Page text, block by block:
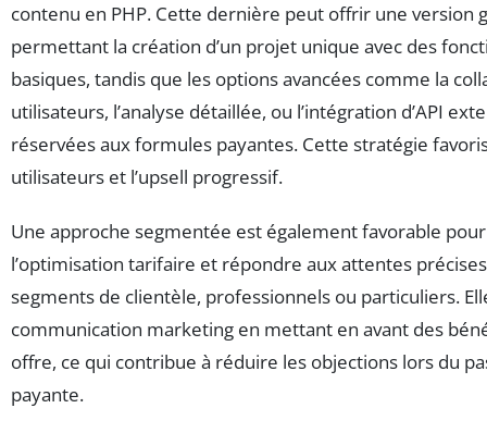
contenu en PHP. Cette dernière peut offrir une version
permettant la création d’un projet unique avec des
basiques, tandis que les options avancées comme la
utilisateurs, l’analyse détaillée, ou l’intégration d’API
réservées aux formules payantes. Cette stratégie
utilisateurs et l’upsell progressif.
Une approche segmentée est également favorable
l’optimisation tarifaire et répondre aux attentes
segments de clientèle, professionnels ou particuliers.
communication marketing en mettant en avant des
offre, ce qui contribue à réduire les objections lors du
payante.